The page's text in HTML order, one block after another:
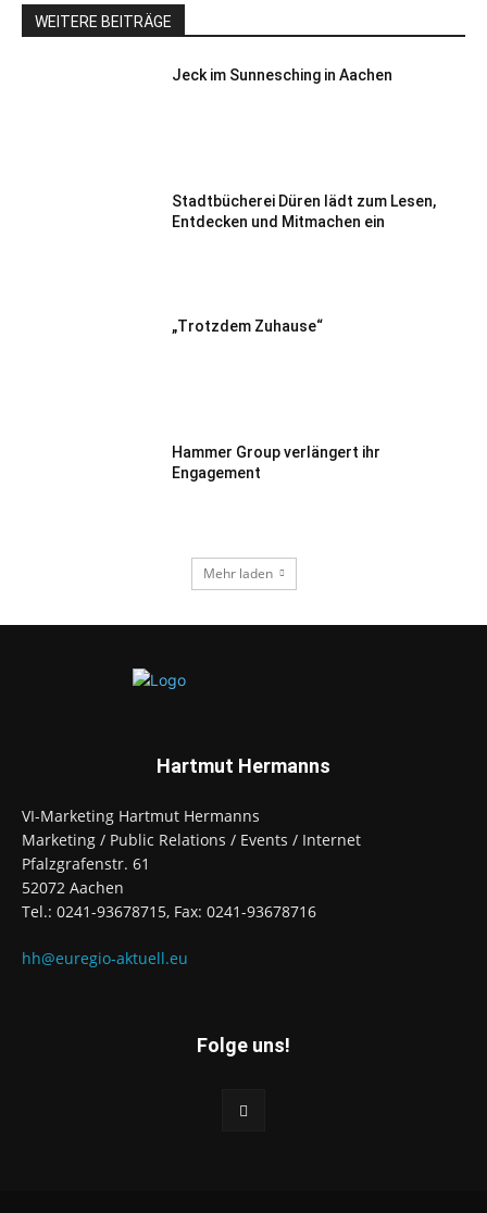
WEITERE BEITRÄGE
Jeck im Sunnesching in Aachen
Stadtbücherei Düren lädt zum Lesen,
Entdecken und Mitmachen ein
„Trotzdem Zuhause“
Hammer Group verlängert ihr
Engagement
Mehr laden
Hartmut Hermanns
VI-Marketing Hartmut Hermanns
Marketing / Public Relations / Events / Internet
Pfalzgrafenstr. 61
52072 Aachen
Tel.: 0241-93678715, Fax: 0241-93678716
hh@euregio-aktuell.eu
Folge uns!